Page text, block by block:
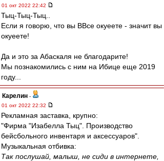
01 окт 2022 22:42
Тыц-Тыц-Тыц..
Если я говорю, что вы ВВсе окуеете - значит вы
окуеете!
Да и это за Абаскаля не благодарите!
Мы познакомились с ним на Ибице еще 2019
году...
Карелин -
01 окт 2022 22:32
Рекламная заставка, крупно:
"Фирма "Изабелла Тыц". Производство
бейсбольного инвентаря и аксессуаров".
Музыкальная отбивка:
Так послушай, малыш, не сиди в интернете,